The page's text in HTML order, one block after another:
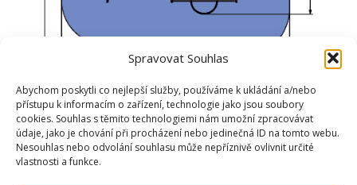
Spravovat Souhlas
Abychom poskytli co nejlepší služby, používáme k ukládání a/nebo
přístupu k informacím o zařízení, technologie jako jsou soubory
cookies. Souhlas s těmito technologiemi nám umožní zpracovávat
údaje, jako je chování při procházení nebo jedinečná ID na tomto webu.
Nesouhlas nebo odvolání souhlasu může nepříznivě ovlivnit určité
vlastnosti a funkce.